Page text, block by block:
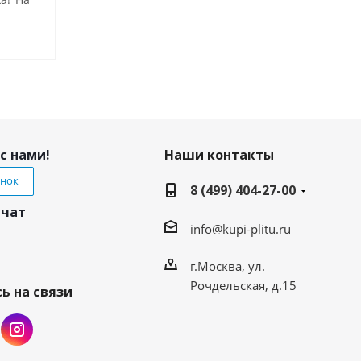
нами!
на связи
Наши контакты
8 (499) 404-27-00
info@kupi-plitu.ru
г.Москва, ул.
Рочдельская, д.15